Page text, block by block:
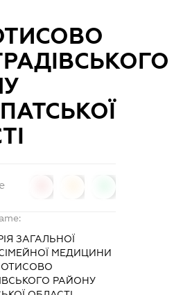
ЗАГАЛЬНОЇ
МЕДИЦИНИ
РАЙОНУ